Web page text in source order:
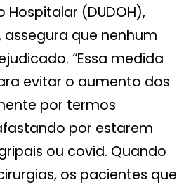
(DUDOH),
assegura que nenhum
“Essa medida
evitar o aumento dos
por termos
por estarem
ou covid. Quando
os pacientes que